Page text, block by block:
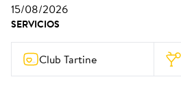
15/08/2026
SERVICIOS
Club Tartine